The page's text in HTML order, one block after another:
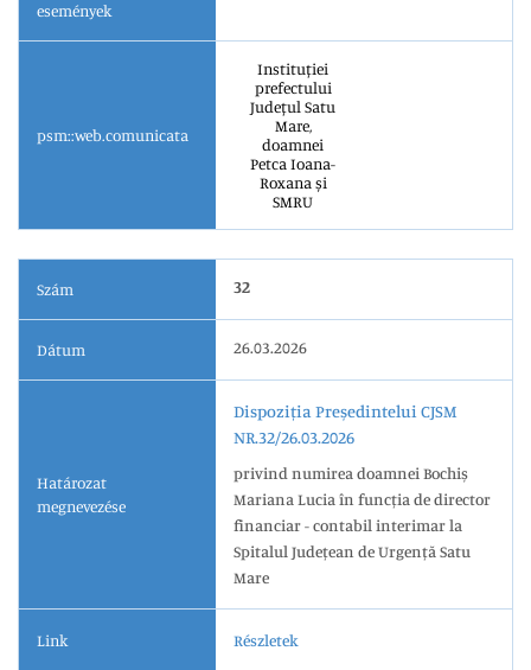
események
psm::web.comunicata
Instituției
prefectului
Județul Satu
Mare,
doamnei
Petca Ioana-
Roxana și
SMRU
Szám 32
Dátum 26.03.2026
Határozat
megnevezése
Dispoziția Președintelui CJSM
NR.32/26.03.2026
privind numirea doamnei Bochiș
Mariana Lucia în funcția de director
financiar - contabil interimar la
Spitalul Județean de Urgență Satu
Mare
Link Részletek